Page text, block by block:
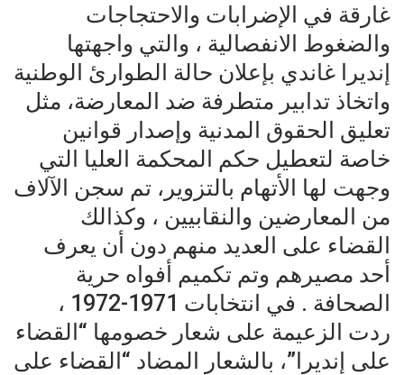
غارقة في الإضرابات والاحتجاجات
والضغوط الانفصالية ، والتي واجهتها
إنديرا غاندي بإعلان حالة الطوارئ الوطنية
واتخاذ تدابير متطرفة ضد المعارضة، مثل
تعليق الحقوق المدنية وإصدار قوانين
خاصة لتعطيل حكم المحكمة العليا التي
وجهت لها الأتهام بالتزوير، تم سجن الآلاف
من المعارضين والنقابيين ، وكذالك
القضاء على العديد منهم دون أن يعرف
أحد مصيرهم وتم تكميم أفواه حرية
الصحافة . في انتخابات 1971-1972 ،
ردت الزعيمة على شعار خصومها “القضاء
على إنديرا”، بالشعار المضاد “القضاء على